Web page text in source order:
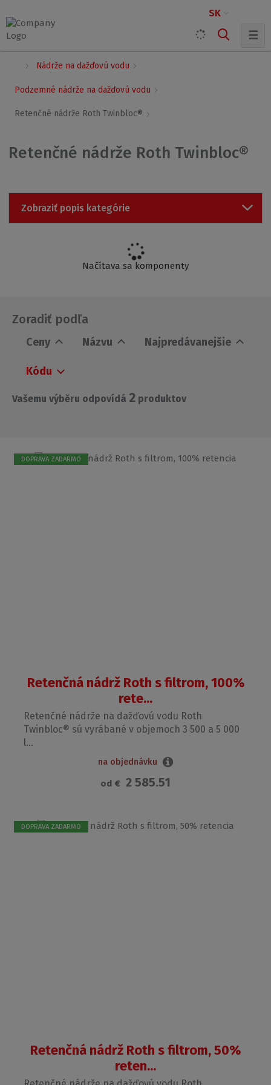
SK
☰
Ú
o
n
r
a
Nádrže na dažďovú vodu
Podzemné nádrže na dažďovú vodu
Retenčné nádrže Roth Twinbloc®
Retenčné nádrže Roth Twinbloc®
Zobraziť popis kategórie
Načítava sa komponenty
Zoradiť podľa
Ceny Názvu Najpredávanejšie
Kódu
Vašemu výběru odpovídá 2 produktov
DOPRAVA ZADARMO
Retenčná nádrž Roth s filtrom, 100%
rete...
Retenčné nádrže na dažďovú vodu Roth
Twinbloc® sú vyrábané v objemoch 3 500 a 5 000
l...
na objednávku
od € 2 585.51
DOPRAVA ZADARMO
Retenčná nádrž Roth s filtrom, 50%
reten...